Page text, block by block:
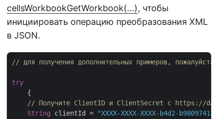
cellsWorkbookGetWorkbook(…), чтобы
инициировать операцию преобразования XML
в JSON.
// для получения дополнительных примеров,
try
    {
// Получите ClientID и ClientSecret с https://
String clientId =
"XXXX-XXXX-XXXX-b4d2-